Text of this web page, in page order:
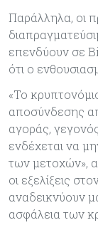
Παράλληλα, οι
επενδύουν σε
ότι ο
«Το
αποσύνδεσης
αγοράς,
ενδέχεται να
των μετοχών»,
οι εξελίξεις
αναδεικνύουν
ασφάλεια των